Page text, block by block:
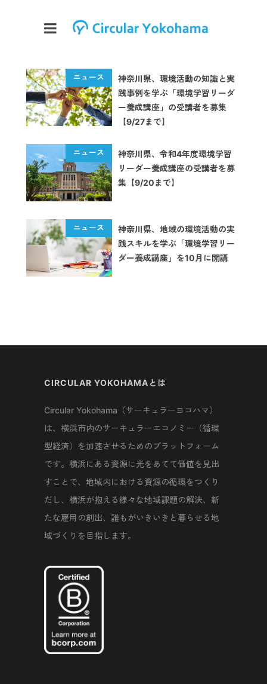
神奈川県、環境活動の知識と実
践事例を学ぶ「環境学習リーダ
ー養成講座」の受講者を募集
【9/27まで】
神奈川県、令和4年度環境学習
リーダー養成講座の受講者を募
集【9/20まで】
神奈川県、地域の環境活動の実
践スキルを学ぶ「環境学習リー
ダー養成講座」を10月に開講
CIRCULAR YOKOHAMAとは
Circular Yokohama（サーキュラーヨコハマ）
は、横浜市内のサーキュラーエコノミー（循環
型経済）を加速させるためのプラットフォーム
です。横浜にある資源に光をあてて価値を見出
すことで、地域内における資源の循環をつくり
だし、横浜が抱える様々な地域課題の解決、新
たな雇用の創出、誰もがいきいきと暮らせる地
域づくりを目指します。